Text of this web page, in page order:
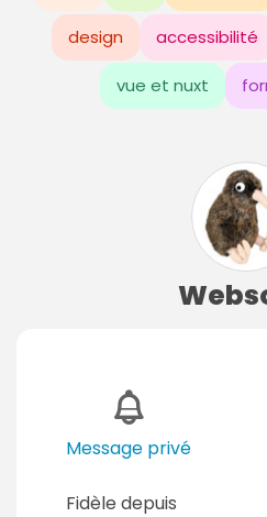
design accessibilité
vue et nuxt
Message privé
Fidèle depuis